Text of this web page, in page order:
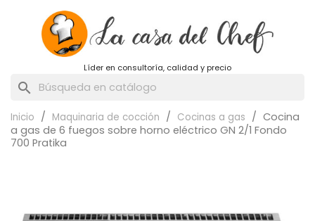
Líder en consultoría, calidad y precio
search
Inicio Maquinaria de cocción Cocinas a gas
Cocina
a gas de 6 fuegos sobre horno eléctrico GN 2/1 Fondo
700 Pratika